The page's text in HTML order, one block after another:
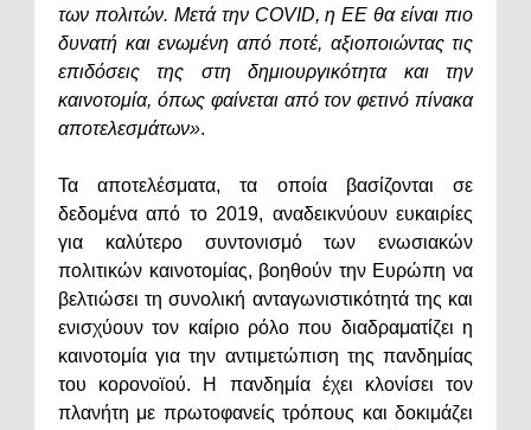
των πολιτών. Μετά την COVID, η ΕΕ θα είναι πιο
δυνατή και ενωμένη από ποτέ, αξιοποιώντας τις
επιδόσεις της στη δημιουργικότητα και την
καινοτομία, όπως φαίνεται από τον φετινό πίνακα
αποτελεσμάτων».
Τα αποτελέσματα, τα οποία βασίζονται σε
δεδομένα από το 2019, αναδεικνύουν ευκαιρίες
για καλύτερο συντονισμό των ενωσιακών
πολιτικών καινοτομίας, βοηθούν την Ευρώπη να
βελτιώσει τη συνολική ανταγωνιστικότητά της και
ενισχύουν τον καίριο ρόλο που διαδραματίζει η
καινοτομία για την αντιμετώπιση της πανδημίας
του κορονοϊού. Η πανδημία έχει κλονίσει τον
πλανήτη με πρωτοφανείς τρόπους και δοκιμάζει